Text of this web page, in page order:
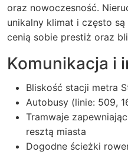
oraz nowoczesność.
unikalny klimat i często
cenią sobie prestiż oraz
Komunikacja i
Bliskość stacji metra
Autobusy (linie: 509,
Tramwaje
resztą miasta
Dogodne ścieżki